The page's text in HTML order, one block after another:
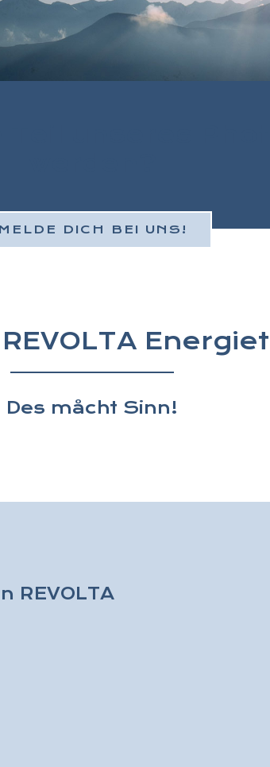
MELDE DICH BEI UNS!
Des måcht Sinn!
REVOLTA